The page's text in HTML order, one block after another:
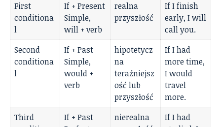
First
conditiona
l
If + Present
Simple,
will + verb
realna
przyszłość
If I finish
early, I will
call you.
Second
conditiona
l
If + Past
Simple,
would +
verb
hipotetycz
na
teraźniejsz
ość lub
przyszłość
If I had
more time,
I would
travel
more.
Third
If + Past
nierealna
If I had